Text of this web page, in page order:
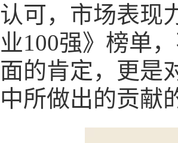
认可，市场表现
业100强》榜单
面的肯定，更是
中所做出的贡献